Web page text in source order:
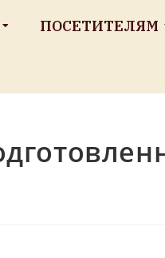
ПОСЕТИТЕЛЯМ